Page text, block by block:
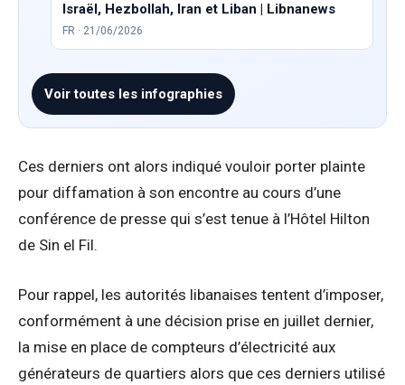
Israël, Hezbollah, Iran et Liban | Libnanews
FR · 21/06/2026
Voir toutes les infographies
Ces derniers ont alors indiqué vouloir porter plainte
pour diffamation à son encontre au cours d’une
conférence de presse qui s’est tenue à l’Hôtel Hilton
de Sin el Fil.
Pour rappel, les autorités libanaises tentent d’imposer,
conformément à une décision prise en juillet dernier,
la mise en place de compteurs d’électricité aux
générateurs de quartiers alors que ces derniers utilisé